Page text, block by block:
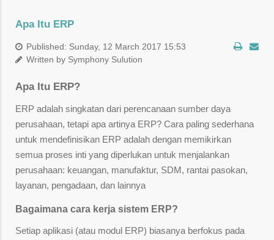
Apa Itu ERP
Published: Sunday, 12 March 2017 15:53
Written by Symphony Sulution
Apa Itu ERP?
ERP adalah singkatan dari perencanaan sumber daya
perusahaan, tetapi apa artinya ERP? Cara paling sederhana
untuk mendefinisikan ERP adalah dengan memikirkan
semua proses inti yang diperlukan untuk menjalankan
perusahaan: keuangan, manufaktur, SDM, rantai pasokan,
layanan, pengadaan, dan lainnya
Bagaimana cara kerja sistem ERP?
Setiap aplikasi (atau modul ERP) biasanya berfokus pada